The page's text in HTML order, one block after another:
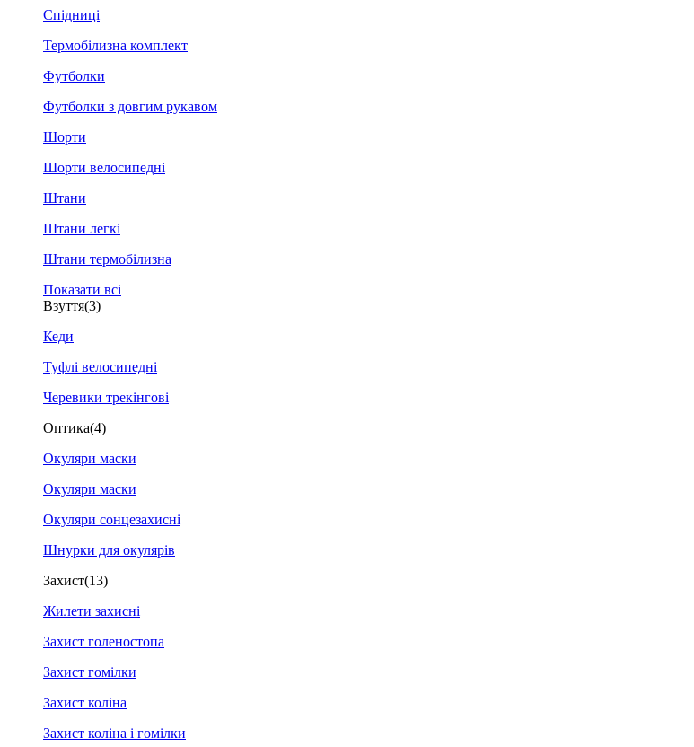
Спідниці
Термобілизна комплект
Футболки
Футболки з довгим рукавом
Шорти
Шорти велосипедні
Штани
Штани легкі
Штани термобілизна
Показати всі
Взуття(3)
Кеди
Туфлі велосипедні
Черевики трекінгові
Оптика(4)
Окуляри маски
Окуляри маски
Окуляри сонцезахисні
Шнурки для окулярів
Захист(13)
Жилети захисні
Захист голеностопа
Захист гомілки
Захист коліна
Захист коліна і гомілки